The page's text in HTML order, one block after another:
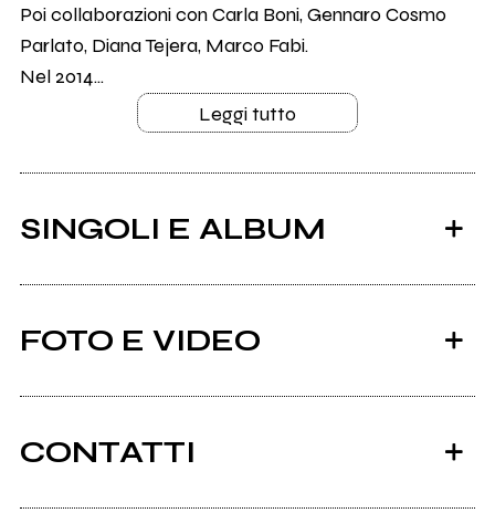
Poi collaborazioni con Carla Boni, Gennaro Cosmo
Parlato, Diana Tejera, Marco Fabi.
Nel 2014...
Leggi tutto
SINGOLI E ALBUM
FOTO E VIDEO
CONTATTI